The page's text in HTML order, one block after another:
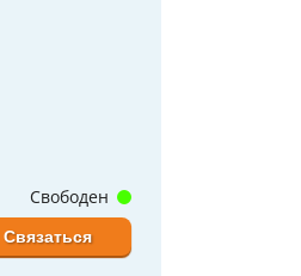
Свободен
Связаться